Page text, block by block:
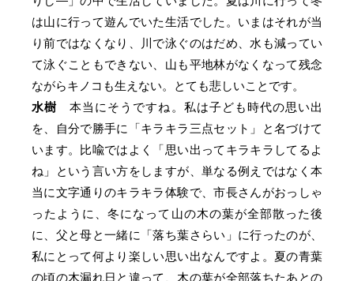
は山に行って遊んでいた生活でした。いまはそれが当
り前ではなくなり、川で泳ぐのはだめ、水も減ってい
て泳ぐこともできない、山も平地林がなくなって残念
ながらキノコも生えない。とても悲しいことです。
水樹 本当にそうですね。私は子ども時代の思い出
を、自分で勝手に「キラキラ三点セット」と名づけて
います。比喩ではよく「思い出ってキラキラしてるよ
ね」という言い方をしますが、単なる例えではなく本
当に文字通りのキラキラ体験で、市長さんがおっしゃ
ったように、冬になって山の木の葉が全部散った後
に、父と母と一緒に「落ち葉さらい」に行ったのが、
私にとって何より楽しい思い出なんですよ。夏の青葉
の頃の木漏れ日と違って、木の葉が全部落ちたあとの